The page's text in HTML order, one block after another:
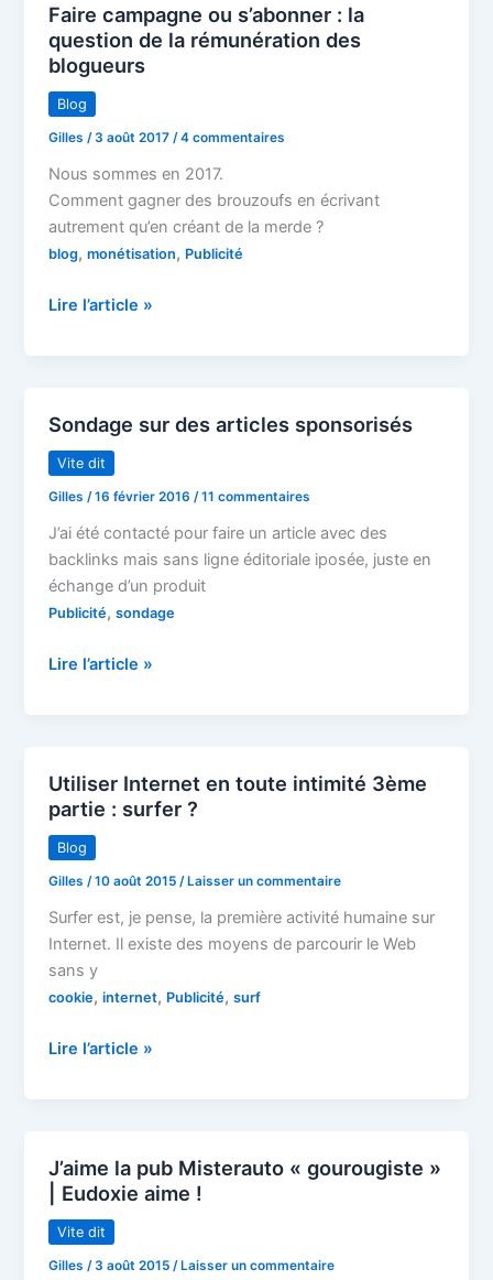
Faire campagne ou s’abonner : la
question de la rémunération des
blogueurs
Blog
Gilles/3 août 2017/4 commentaires
Nous sommes en 2017.
Comment gagner des brouzoufs en écrivant
autrement qu’en créant de la merde ?
blog,monétisation, Publicité
Faire
la
question
de
rémunération
des
blogueurs
Lire l’article »
Sondage sur des articles sponsorisés
Vite dit
Gilles/16 février 2016/11 commentaires
J’ai été contacté pour faire un article avec des
backlinks mais sans ligne éditoriale iposée, juste en
échange d’un produit
Publicité,sondage
Sondage
Lire l’article »
Utiliser Internet en toute intimité 3ème
partie : surfer ?
Blog
Gilles/10 août 2015/ Laisser un commentaire
Surfer est, je pense, la première activité humaine sur
Internet. Il existe des moyens de parcourir le Web
sans y
cookie,internet, Publicité,surf
Utiliser
3ème
partie
surfer
Lire l’article »
J’aime la pub Misterauto « gourougiste »
| Eudoxie aime !
Vite dit
Gilles/3 août 2015/ Laisser un commentaire